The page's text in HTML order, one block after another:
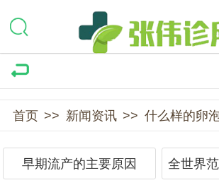
首页 >> 新闻资讯 >> 什么样的卵
早期流产的主要原因 全世界